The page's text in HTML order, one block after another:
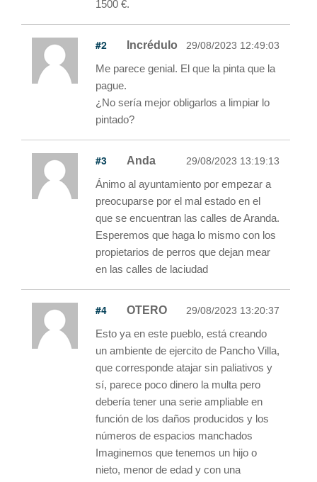
1500 €.
#2 Incrédulo 29/08/2023 12:49:03
Me parece genial. El que la pinta que la
pague.
¿No sería mejor obligarlos a limpiar lo
pintado?
#3 Anda 29/08/2023 13:19:13
Ánimo al ayuntamiento por empezar a
preocuparse por el mal estado en el
que se encuentran las calles de Aranda.
Esperemos que haga lo mismo con los
propietarios de perros que dejan mear
en las calles de laciudad
#4 OTERO 29/08/2023 13:20:37
Esto ya en este pueblo, está creando
un ambiente de ejercito de Pancho Villa,
que corresponde atajar sin paliativos y
sí, parece poco dinero la multa pero
debería tener una serie ampliable en
función de los daños producidos y los
números de espacios manchados
Imaginemos que tenemos un hijo o
nieto, menor de edad y con una